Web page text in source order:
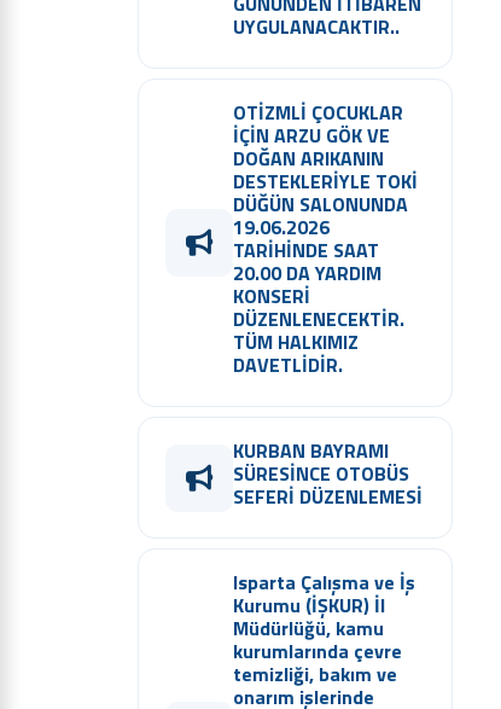
UYGULANACAKTIR..
OTİZMLİ ÇOCUKLAR
İÇİN ARZU GÖK VE
DOĞAN ARIKANIN
DESTEKLERİYLE TOKİ
DÜĞÜN SALONUNDA
19.06.2026
TARİHİNDE SAAT
20.00 DA YARDIM
KONSERİ
DÜZENLENECEKTİR.
TÜM HALKIMIZ
DAVETLİDİR.
KURBAN BAYRAMI
SÜRESİNCE OTOBÜS
SEFERİ DÜZENLEMESİ
Isparta Çalışma ve İş
Kurumu (İŞKUR) İl
Müdürlüğü, kamu
kurumlarında çevre
temizliği, bakım ve
onarım işlerinde